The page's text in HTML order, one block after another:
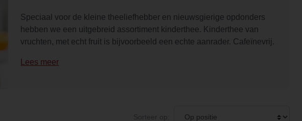
Speciaal voor de kleine theeliefhebber en nieuwsgierige opdonders
hebben we een uitgebreid assortiment kinderthee. Kinderthee van
vruchten, met echt fruit is bijvoorbeeld een echte aanrader. Cafeïnevrij.
Lees meer